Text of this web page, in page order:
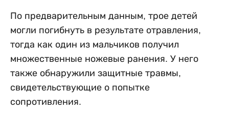
По предварительным данным, трое детей
могли погибнуть в результате отравления,
тогда как один из мальчиков получил
множественные ножевые ранения. У него
также обнаружили защитные травмы,
свидетельствующие о попытке
сопротивления.